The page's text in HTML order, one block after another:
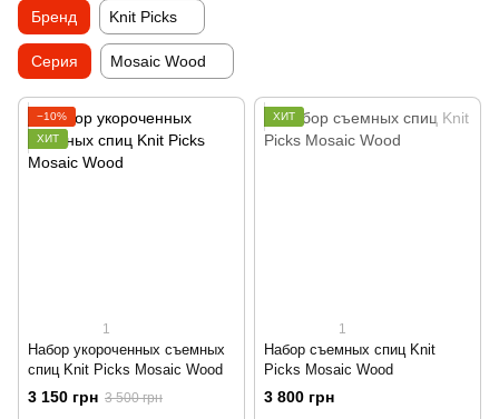
Бренд Knit Picks
Серия Mosaic Wood
−10%
ХИТ
1
Набор укороченных съемных
спиц Knit Picks Mosaic Wood
3 150 грн 3 500 грн
ХИТ
1
Набор съемных спиц Knit
Picks Mosaic Wood
3 800 грн